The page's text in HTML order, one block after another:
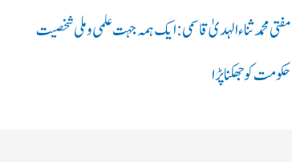
مفتی محمد ثناء الہدیٰ قاسمی: ایک ہمہ جہت علمی و ملی شخصیت
حکومت کو جھکنا پڑا